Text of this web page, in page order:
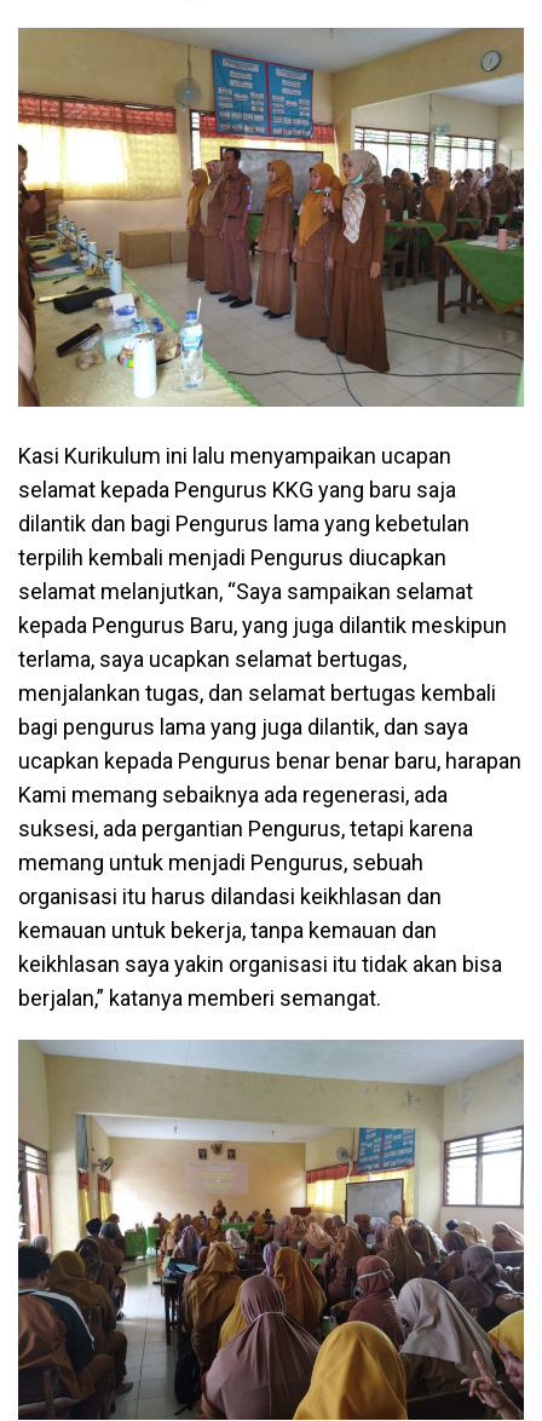
Kasi Kurikulum ini lalu menyampaikan ucapan
selamat kepada Pengurus KKG yang baru saja
dilantik dan bagi Pengurus lama yang kebetulan
terpilih kembali menjadi Pengurus diucapkan
selamat melanjutkan, “Saya sampaikan selamat
kepada Pengurus Baru, yang juga dilantik meskipun
terlama, saya ucapkan selamat bertugas,
menjalankan tugas, dan selamat bertugas kembali
bagi pengurus lama yang juga dilantik, dan saya
ucapkan kepada Pengurus benar benar baru, harapan
Kami memang sebaiknya ada regenerasi, ada
suksesi, ada pergantian Pengurus, tetapi karena
memang untuk menjadi Pengurus, sebuah
organisasi itu harus dilandasi keikhlasan dan
kemauan untuk bekerja, tanpa kemauan dan
keikhlasan saya yakin organisasi itu tidak akan bisa
berjalan,” katanya memberi semangat.